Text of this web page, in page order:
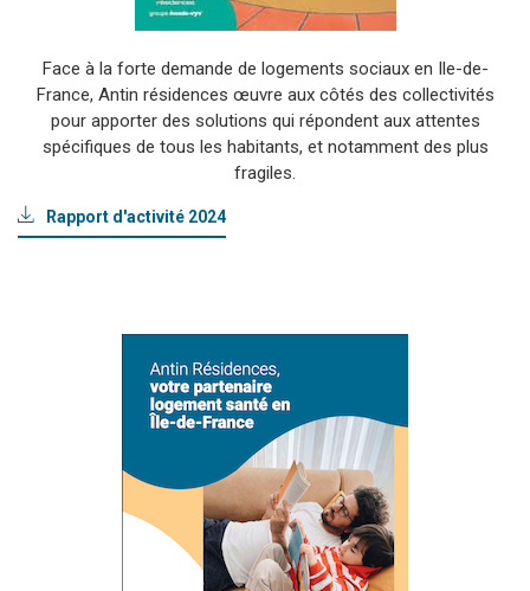
Face à la forte demande de logements sociaux en Ile-de-
France, Antin résidences œuvre aux côtés des collectivités
pour apporter des solutions qui répondent aux attentes
spécifiques de tous les habitants, et notamment des plus
fragiles.
Rapport d'activité 2024